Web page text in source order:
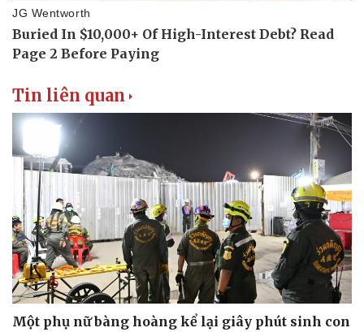
Tin liên quan
Một phụ nữ bàng hoàng kể lại giây phút sinh con